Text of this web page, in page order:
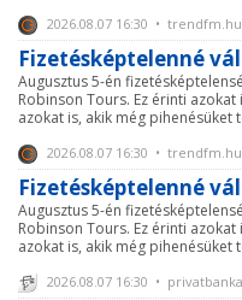
2026.08.07 16:30 • trendfm.hu
Fizetésképtelenné
Augusztus 5-én
Robinson Tours. Ez érinti
azokat is, akik még pihenésüket
2026.08.07 16:30 • trendfm.hu
Fizetésképtelenné
Augusztus 5-én
Robinson Tours. Ez érinti
azokat is, akik még pihenésüket
2026.08.07 16:30 •